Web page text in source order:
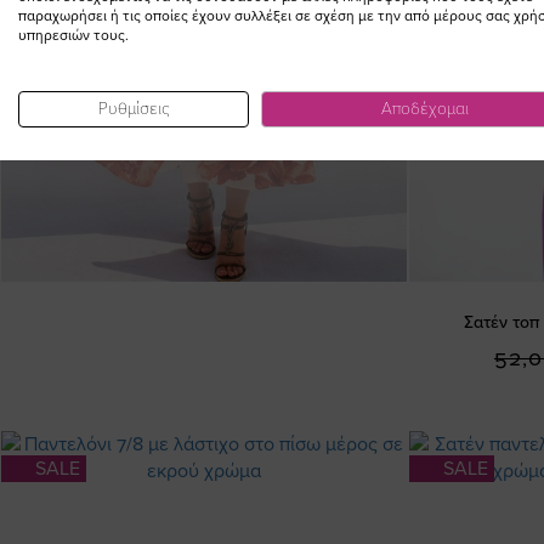
Σατέν
SALE SALE
παραχωρήσει ή τις οποίες έχουν συλλέξει σε σχέση με την από μέρους σας
υπηρεσιών τους.
Ρυθμίσεις Αποδέχομαι